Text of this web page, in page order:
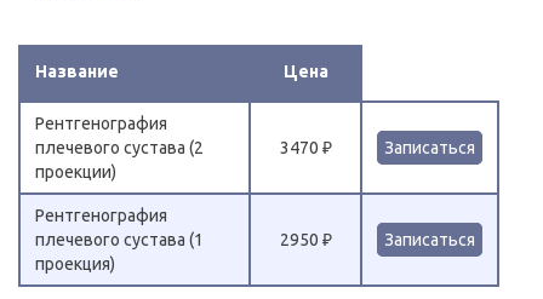
Название Цена
Рентгенография
плечевого сустава (2
проекции)
3470 ₽ Записаться
Рентгенография
плечевого сустава (1
проекция)
2950 ₽ Записаться